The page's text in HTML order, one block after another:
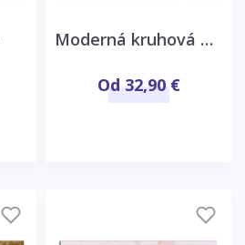
Moderná kruhová abstrakcia
Od 32,90 €